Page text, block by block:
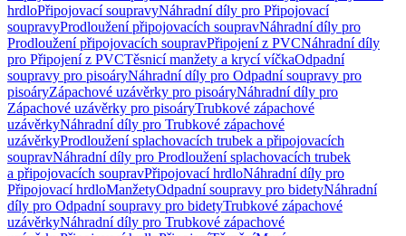
hrdloPřipojovací soupravyNáhradní díly pro Připojovací
soupravyProdloužení připojovacích soupravNáhradní díly pro
Prodloužení připojovacích soupravPřipojení z PVCNáhradní díly
pro Připojení z PVCTěsnicí manžety a krycí víčkaOdpadní
soupravy pro pisoáryNáhradní díly pro Odpadní soupravy pro
pisoáryZápachové uzávěrky pro pisoáryNáhradní díly pro
Zápachové uzávěrky pro pisoáryTrubkové zápachové
uzávěrkyNáhradní díly pro Trubkové zápachové
uzávěrkyProdloužení splachovacích trubek a připojovacích
soupravNáhradní díly pro Prodloužení splachovacích trubek
a připojovacích soupravPřipojovací hrdloNáhradní díly pro
Připojovací hrdloManžetyOdpadní soupravy pro bidetyNáhradní
díly pro Odpadní soupravy pro bidetyTrubkové zápachové
uzávěrkyNáhradní díly pro Trubkové zápachové